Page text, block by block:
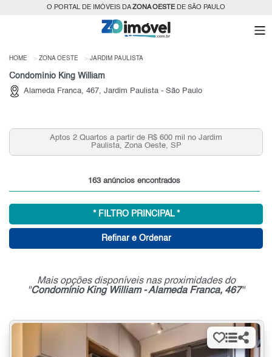
O PORTAL DE IMÓVEIS DAZONA OESTEDE SÃO PAULO
HOME ZONA OESTE JARDIM PAULISTA
Condomínio King William
Alameda Franca, 467, Jardim Paulista - São Paulo
Aptos 2 Quartos a partir de R$ 600 mil no Jardim
Paulista, Zona Oeste, SP
163 anúncios encontrados
* FILTRO PRINCIPAL *
Refinar e Ordenar
Mais opções disponíveis nas proximidades do
"Condomínio King William - Alameda Franca, 467"